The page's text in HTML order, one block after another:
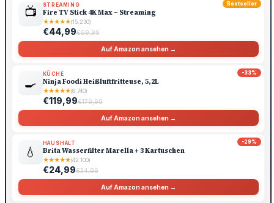
Bestseller
📺 STREAMING
Fire TV Stick 4K Max – Streaming
★★★★★(15.230)
€44,99€69,99
Auf Amazon ansehen →
-33%
🍳
KÜCHE
Ninja Foodi Heißluftfritteuse, 5,2L
★★★★★(8.740)
€119,99€179,99
Auf Amazon ansehen →
-29%
💧
HAUSHALT
Brita Wasserfilter Marella + 3 Kartuschen
★★★★★(42.100)
€24,99€34,99
Auf Amazon ansehen →